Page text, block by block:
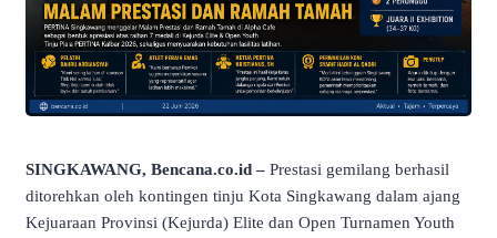
SINGKAWANG, Bencana.co.id – Prestasi gemilang berhasil
ditorehkan oleh kontingen tinju Kota Singkawang dalam ajang
Kejuaraan Provinsi (Kejurda) Elite dan Open Turnamen Youth